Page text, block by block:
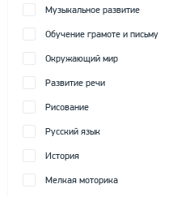
Музыкальное развитие
Обучение грамоте и письму
Окружающий мир
Развитие речи
Рисование
Русский язык
История
Мелкая моторика